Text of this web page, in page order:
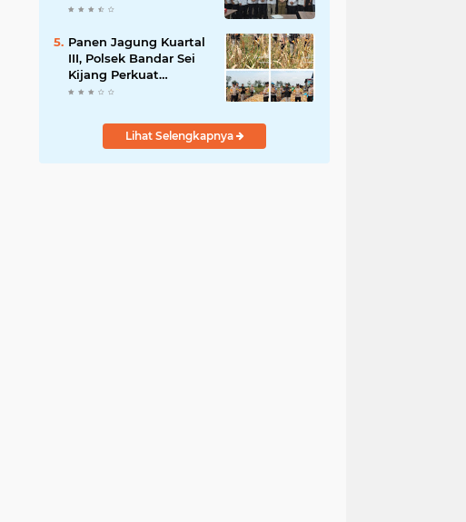
Senator Abdul Hamid
Harus Profesional dan
Tepat Waktu
Panen Jagung Kuartal
III, Polsek Bandar Sei
Kijang Perkuat
Ketahanan Pangan
Produktivitas Petani
Lihat Selengkapnya